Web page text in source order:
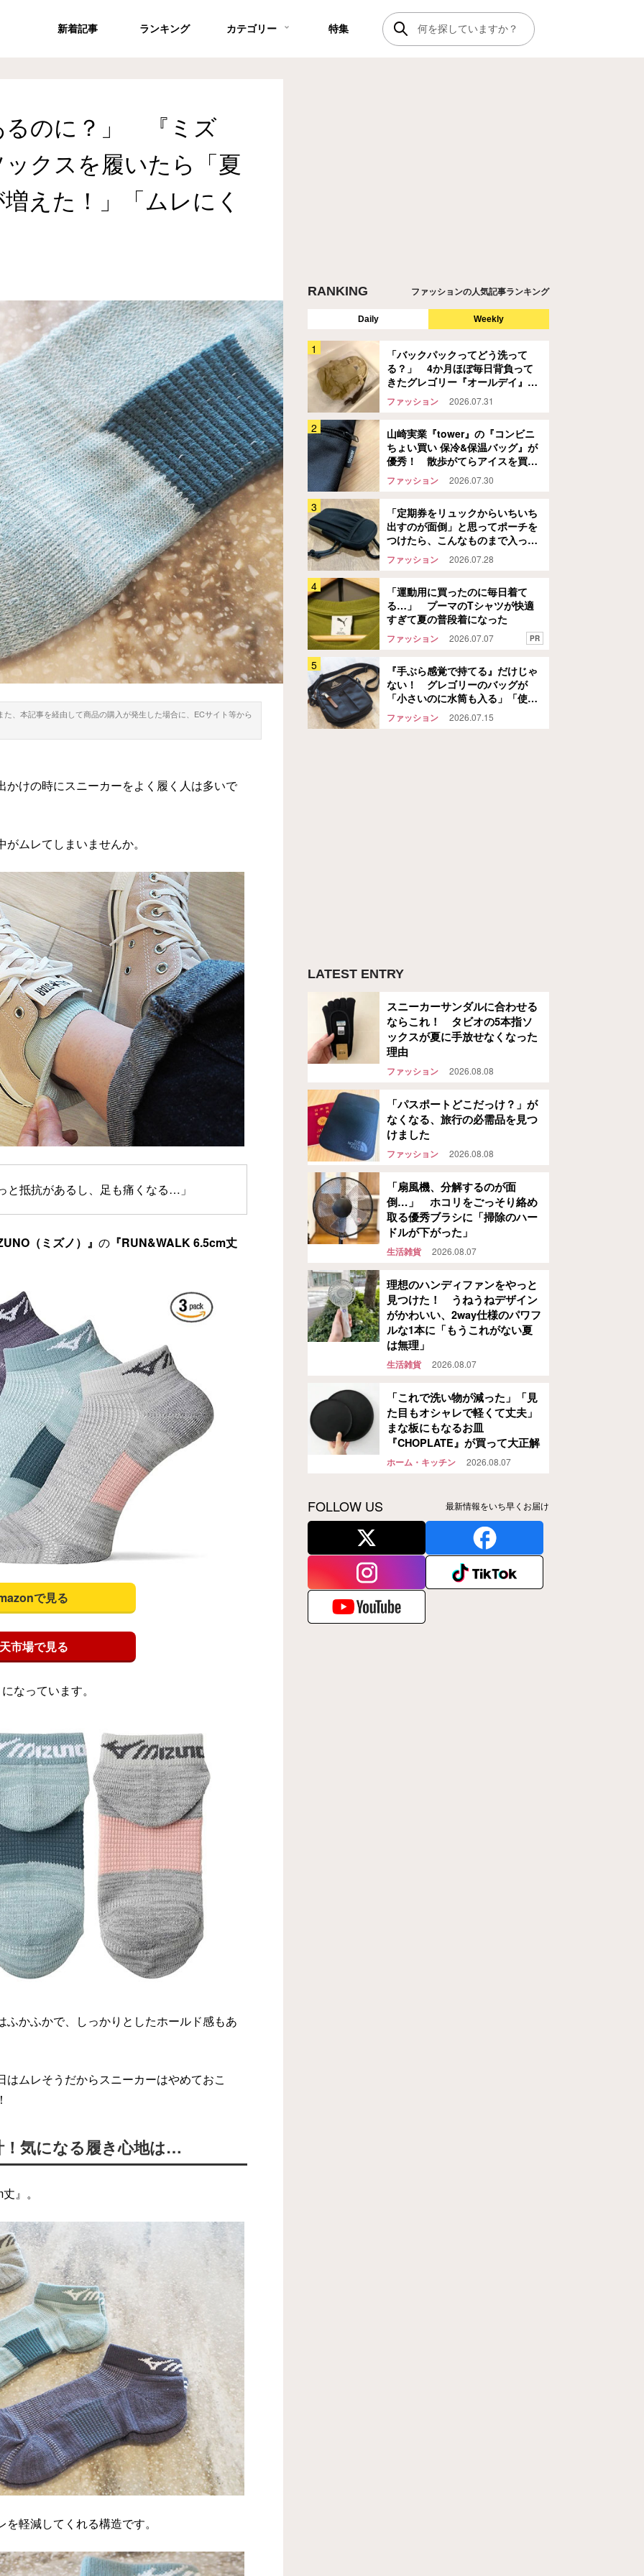
新着記事 ランキング カテゴリー 特集
るのに？」 『ミズ
クスを履いたら「夏
えた！」「ムレにく
、本記事を経由して商品の購入が発生した場合に、ECサイト等から
けの時にスニーカーをよく履く人は多いで
ムレてしまいませんか。
と抵抗があるし、足も痛くなる…」
（ミズノ）』 の 『RUN&WALK 6.5cm丈
で見る
市場で見る
なっています。
かふかで、しっかりとしたホールド感もあ
ムレそうだからスニーカーはやめておこ
気になる履き心地は…
』。
を軽減してくれる構造です。
RANKING ファッションの人気記事ランキング
Daily Weekly
「バックパックってどう洗って
る？」 4か月ほぼ毎日背負って
きたグレゴリー『オールデイ』
を…
ファッション 2026.07.31
「使い道ありすぎ！」「早く知り
たかった～」 カリマーの3WAY
バッグは出番が多すぎた
ファッション 2026.07.24
「スニーカーは蒸れる」「サンダ
ルは歩きにくい…」 コロンビア
の『シャンダル』が解決してくれ
ました
ファッション 2026.08.07
「疲れない」といわれるニューバ
ランス 30足以上履いて『ベスト
5』を選んだ
ファッション 2024.05.08
「こんなに使えると思わなかっ
た…」 旅のサブバッグを探して
るなら『グレゴリー』のコレ、チ
ェックして！
ファッション 2026.07.21
「バックパックってどう洗って
る？」 4か月ほぼ毎日背負って
きたグレゴリー『オールデイ』
を…
ファッション 2026.07.31
山崎実業『tower』の『コンビニ
ちょい買い 保冷&保温バッグ』が
優秀！ 散歩がてらアイスを買い
に行ってみた結果…
ファッション 2026.07.30
「定期券をリュックからいちいち
出すのが面倒」と思ってポーチを
つけたら、こんなものまで入った
話
ファッション 2026.07.28
「運動用に買ったのに毎日着て
る…」 プーマのTシャツが快適
すぎて夏の普段着になった
ファッション 2026.07.07 PR
『手ぶら感覚で持てる』だけじゃ
ない！ グレゴリーのバッグが
「小さいのに水筒も入る」「使い
道が多くて手放せない」
ファッション 2026.07.15
LATEST ENTRY
スニーカーサンダルに合わせる
ならこれ！ タビオの5本指ソ
ックスが夏に手放せなくなった
理由
ファッション 2026.08.08
「パスポートどこだっけ？」が
なくなる、旅行の必需品を見つ
けました
ファッション 2026.08.08
「扇風機、分解するのが面
倒…」 ホコリをごっそり絡め
取る優秀ブラシに「掃除のハー
ドルが下がった」
生活雑貨 2026.08.07
理想のハンディファンをやっと
見つけた！ うねうねデザイン
がかわいい、2way仕様のパワフ
ルな1本に「もうこれがない夏
は無理」
生活雑貨 2026.08.07
「これで洗い物が減った」「見
た目もオシャレで軽くて丈夫」
まな板にもなるお皿
『CHOPLATE』が買って大正解
ホーム・キッチン 2026.08.07
FOLLOW US 最新情報をいち早くお届け